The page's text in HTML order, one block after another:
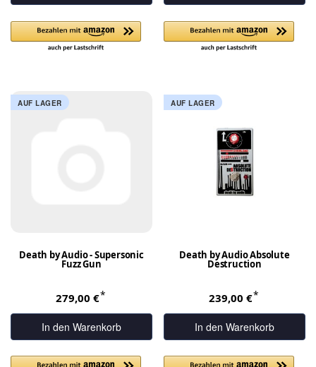
AUF LAGER
Death by Audio - Supersonic
Fuzz Gun
279,00 €*
In den Warenkorb
AUF LAGER
Death by Audio Absolute
Destruction
239,00 €*
In den Warenkorb